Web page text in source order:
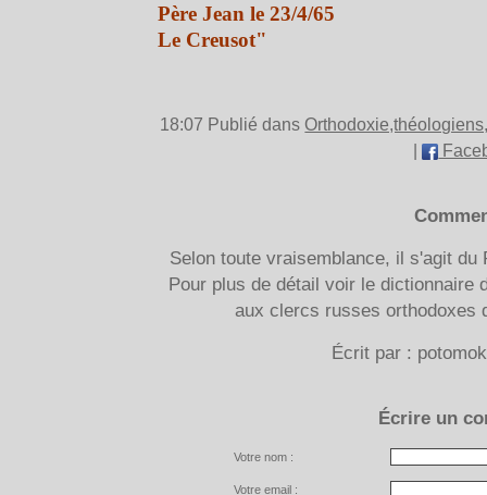
Père Jean le 23/4/65
Le Creusot"
18:07 Publié dans
|
Selon toute vraisemblance, il s'agit
Pour plus de détail voir le dictionnaire
aux clercs russes orthodoxes
Écrit par :
Écrire un
Votre nom :
Votre email :